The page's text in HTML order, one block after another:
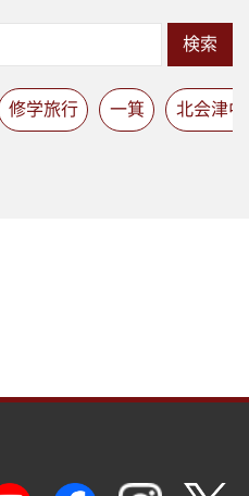
検索
修学旅行 一箕 北会津中